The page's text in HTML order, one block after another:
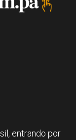
entrando por